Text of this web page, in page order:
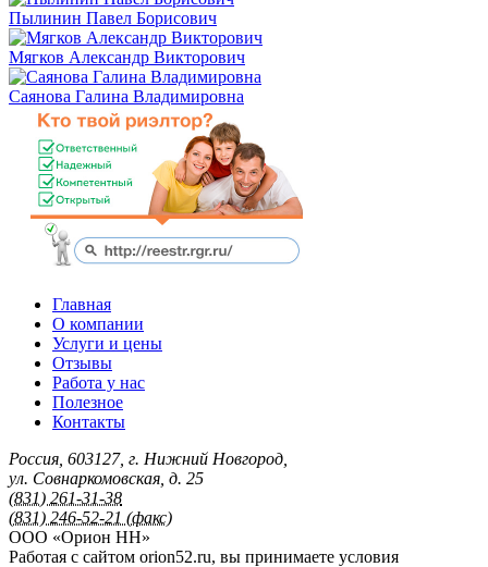
Пылинин Павел Борисович
Мягков Александр Викторович
Саянова Галина Владимировна
Главная
О компании
Услуги и цены
Отзывы
Работа у нас
Полезное
Контакты
Россия 603127, г. Нижний Новгород
ул. Совнаркомовская, д. 25
(831) 261-31-38
(831) 246-52-21 (факс)
ООО «Орион НН»
Работая с сайтом orion52.ru, вы принимаете условия